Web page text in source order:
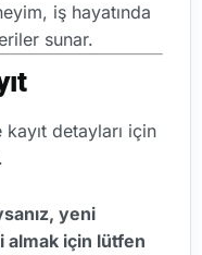
iş hayatında
sunar.
detayları için
yeni
almak için lütfen